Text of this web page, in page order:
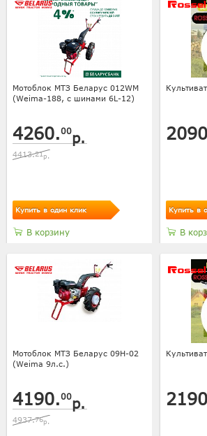
Мотоблок МТЗ Беларус 012WM
(Weima-188, с шинами 6L-12)
4260.00р.
4413.21р.
Купить в один клик
В корзину
Купить в
В
Мотоблок МТЗ Беларус 09Н-02
(Weima 9л.с.)
4190.00р.
4937.76р.